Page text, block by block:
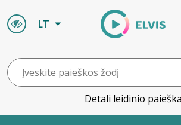
LT
Detali leidinio paieška